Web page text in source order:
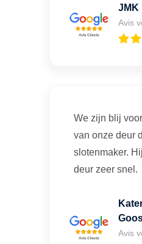
JMK
Avis
We zijn blij
van onze deur
slotenmaker.
deur zeer snel.
Avis